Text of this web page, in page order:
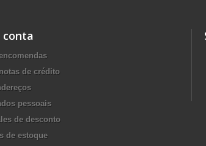
conta
de crédito
pessoais
de desconto
de estoque